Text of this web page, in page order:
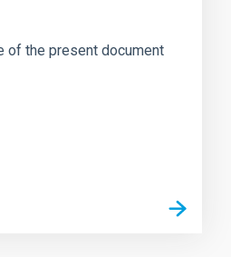
of the present document